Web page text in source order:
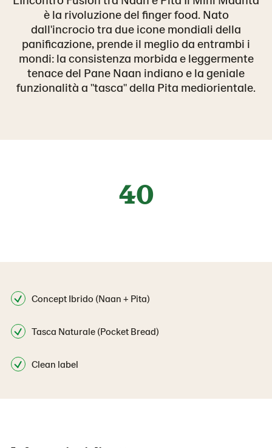
è la rivoluzione del finger food. Nato
dall'incrocio tra due icone mondiali della
panificazione, prende il meglio da entrambi i
mondi: la consistenza morbida e leggermente
tenace del Pane Naan indiano e la geniale
funzionalità a "tasca" della Pita mediorientale.
40
Concept Ibrido (Naan + Pita)
Tasca Naturale (Pocket Bread)
Clean label